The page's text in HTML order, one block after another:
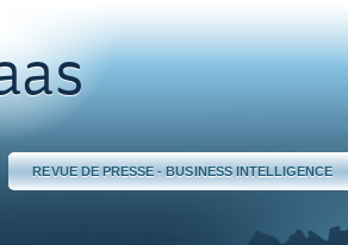
REVUE DE PRESSE - BUSINESS INTELLIGENCE